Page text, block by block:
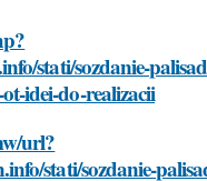
stati/sozdanie-
idei-do-realizacii
url?
stati/sozdanie-